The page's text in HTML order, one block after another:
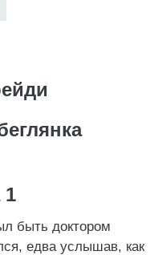
1
быть доктором
едва услышав, как